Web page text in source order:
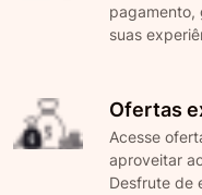
pagamento,
suas
Ofertas
Acesse
aproveitar
Desfrute de